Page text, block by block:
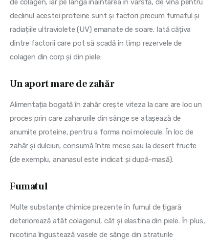
de colagen, iar pe lângă înaintarea în vârstă, de vină pentru
declinul acestei proteine sunt și factori precum fumatul și
radiațiile ultraviolete (UV) emanate de soare. Iată câțiva
dintre factorii care pot să scadă în timp rezervele de
colagen din corp și din piele:
Un aport mare de zahăr
Alimentația bogată în zahăr crește viteza la care are loc un
proces prin care zaharurile din sânge se atașează de
anumite proteine, pentru a forma noi molecule. În loc de
zahăr și dulciuri, consumă între mese sau la desert fructe
(de exemplu, ananasul este indicat și după-masă).
Fumatul
Multe substanțe chimice prezente în fumul de țigară
deteriorează atât colagenul, cât și elastina din piele. În plus,
nicotina îngustează vasele de sânge din straturile